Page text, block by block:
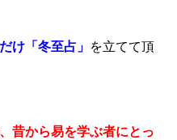
け「冬至占」 を立てて頂
昔から易を学ぶ者にとっ